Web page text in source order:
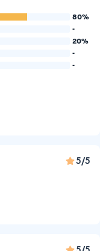
80%
-
20%
-
-
5/5